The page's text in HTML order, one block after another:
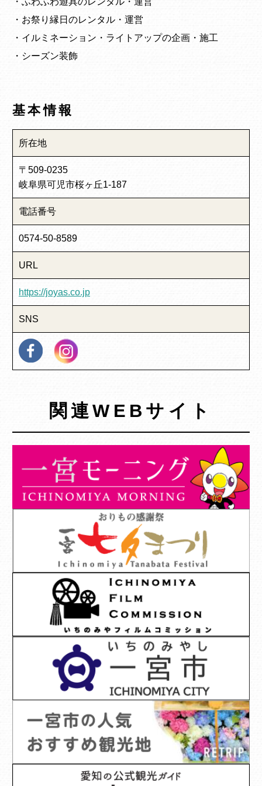
・お祭り縁日のレンタル・運営
・イルミネーション・ライトアップの企画・施工
・シーズン装飾
基本情報
所在地
〒509-0235
岐阜県可児市桜ヶ丘1-187
電話番号
0574-50-8589
URL
https://joyas.co.jp
SNS
関連WEBサイト